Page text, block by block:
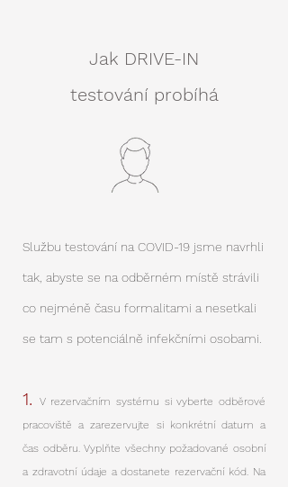
Jak DRIVE-IN
testování probíhá
Službu testování na COVID-19 jsme navrhli
tak, abyste se na odběrném místě strávili
co nejméně času formalitami a nesetkali
se tam s potenciálně infekčními osobami.
1.
V rezervačním systému si vyberte odběrové
pracoviště a zarezervujte si konkrétní datum a
čas odběru. Vyplňte všechny požadované osobní
a zdravotní údaje a dostanete rezervační kód. Na